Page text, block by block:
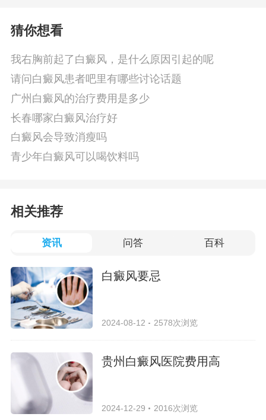
猜你想看
我右胸前起了白癜风，是什么原因引起的呢
请问白癜风患者吧里有哪些讨论话题
广州白癜风的治疗费用是多少
长春哪家白癜风治疗好
白癜风会导致消瘦吗
青少年白癜风可以喝饮料吗
相关推荐
资讯 问答 百科
白癜风要忌
2024-08-12 2578次浏览
贵州白癜风医院费用高
2024-12-29 2016次浏览